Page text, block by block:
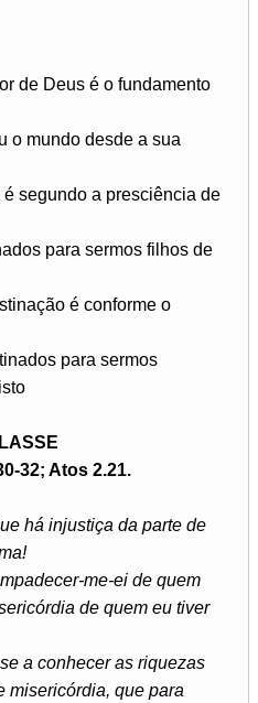
de Deus é o fundamento
o mundo desde a sua
segundo a presciência de
para sermos filhos de
é conforme o
para sermos
32; Atos 2.21.
há injustiça da parte de
me-ei de quem
de quem eu tiver
a conhecer as riquezas
misericórdia, que para